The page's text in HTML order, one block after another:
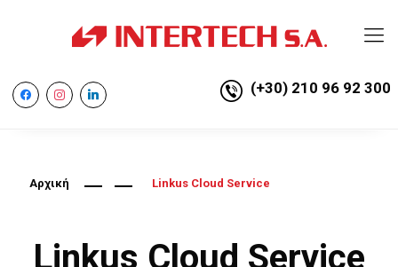
facebookinstagramlinkedin (+30) 210 96 92 300
Αρχική Linkus Cloud Service
Linkus Cloud Service